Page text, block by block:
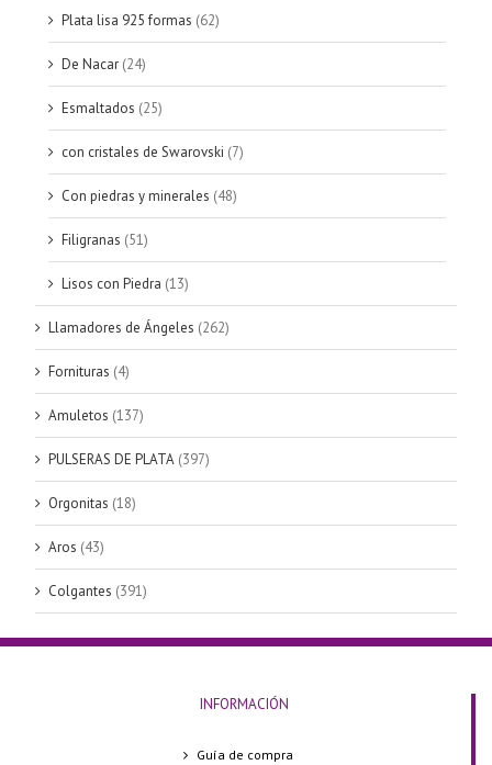
Plata lisa 925 formas (62)
De Nacar (24)
Esmaltados (25)
con cristales de Swarovski (7)
Con piedras y minerales (48)
Filigranas (51)
Lisos con Piedra (13)
Llamadores de Ángeles (262)
Fornituras (4)
Amuletos (137)
PULSERAS DE PLATA (397)
Orgonitas (18)
Aros (43)
Colgantes (391)
INFORMACIÓN
Guía de compra